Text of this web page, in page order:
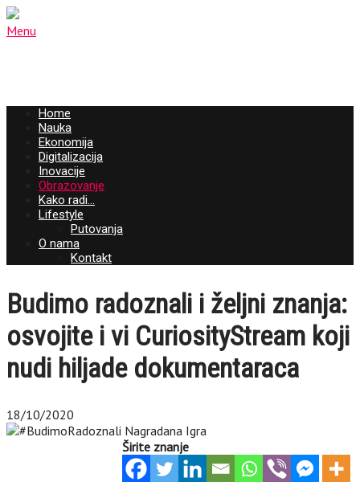
Menu
Home
Nauka
Ekonomija
Digitalizacija
Inovacije
Obrazovanje
Kako radi…
Lifestyle
Putovanja
O nama
Kontakt
Budimo radoznali i željni znanja:
osvojite i vi CuriosityStream koji
nudi hiljade dokumentaraca
18/10/2020
Širite znanje